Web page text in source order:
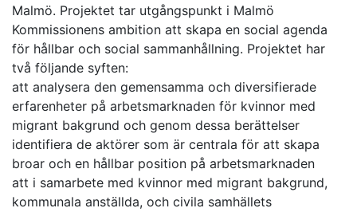
Malmö. Projektet tar utgångspunkt i Malmö
Kommissionens ambition att skapa en social agenda
för hållbar och social sammanhållning. Projektet har
två följande syften:
att analysera den gemensamma och diversifierade
erfarenheter på arbetsmarknaden för kvinnor med
migrant bakgrund och genom dessa berättelser
identifiera de aktörer som är centrala för att skapa
broar och en hållbar position på arbetsmarknaden
att i samarbete med kvinnor med migrant bakgrund,
kommunala anställda, och civila samhällets